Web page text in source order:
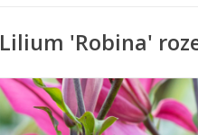
Lilium 'Robina'